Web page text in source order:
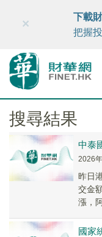
財華智庫網
×
下載
把握
搜尋結果
中泰
2026
昨日
交金
漲，
國家